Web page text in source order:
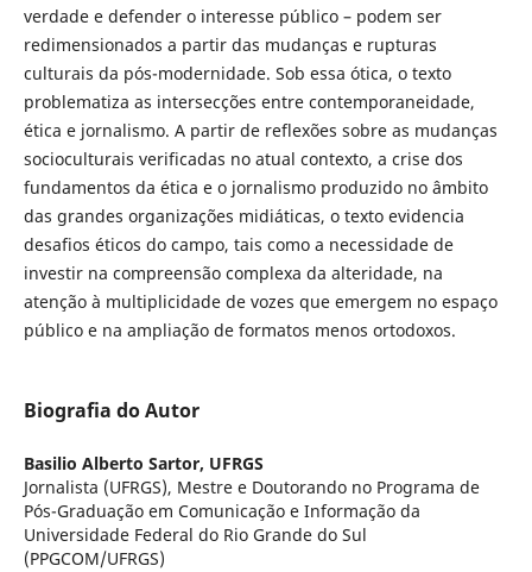
verdade e defender o interesse público – podem ser
redimensionados a partir das mudanças e rupturas
culturais da pós-modernidade. Sob essa ótica, o texto
problematiza as intersecções entre contemporaneidade,
ética e jornalismo. A partir de reflexões sobre as mudanças
socioculturais verificadas no atual contexto, a crise dos
fundamentos da ética e o jornalismo produzido no âmbito
das grandes organizações midiáticas, o texto evidencia
desafios éticos do campo, tais como a necessidade de
investir na compreensão complexa da alteridade, na
atenção à multiplicidade de vozes que emergem no espaço
público e na ampliação de formatos menos ortodoxos.
Biografia do Autor
Basilio Alberto Sartor, UFRGS
Jornalista (UFRGS), Mestre e Doutorando no Programa de
Pós-Graduação em Comunicação e Informação da
Universidade Federal do Rio Grande do Sul
(PPGCOM/UFRGS)